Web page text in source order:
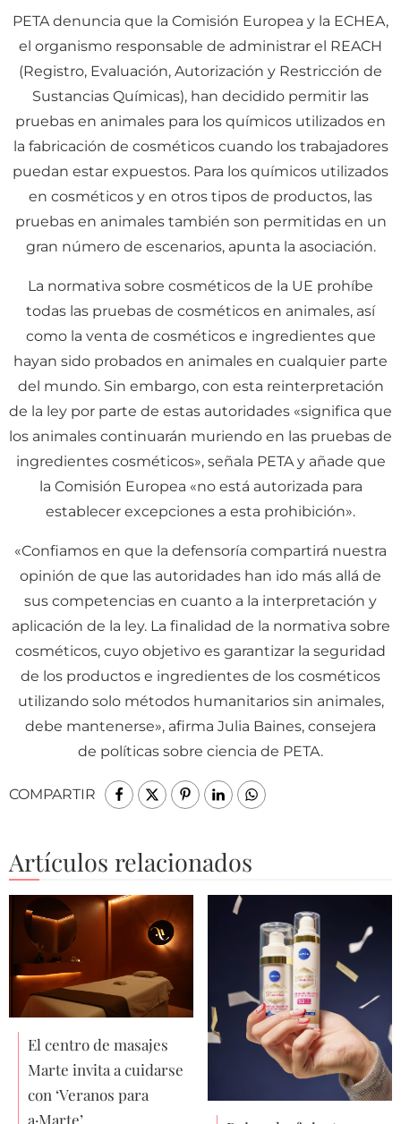
PETA denuncia que la Comisión Europea y la ECHEA,
el organismo responsable de administrar el REACH
(Registro, Evaluación, Autorización y Restricción de
Sustancias Químicas), han decidido permitir las
pruebas en animales para los químicos utilizados en
la fabricación de cosméticos cuando los trabajadores
puedan estar expuestos. Para los químicos utilizados
en cosméticos y en otros tipos de productos, las
pruebas en animales también son permitidas en un
gran número de escenarios, apunta la asociación.
La normativa sobre cosméticos de la UE prohíbe
todas las pruebas de cosméticos en animales, así
como la venta de cosméticos e ingredientes que
hayan sido probados en animales en cualquier parte
del mundo. Sin embargo, con esta reinterpretación
de la ley por parte de estas autoridades «significa que
los animales continuarán muriendo en las pruebas de
ingredientes cosméticos», señala PETA y añade que
la Comisión Europea «no está autorizada para
establecer excepciones a esta prohibición».
«Confiamos en que la defensoría compartirá nuestra
opinión de que las autoridades han ido más allá de
sus competencias en cuanto a la interpretación y
aplicación de la ley. La finalidad de la normativa sobre
cosméticos, cuyo objetivo es garantizar la seguridad
de los productos e ingredientes de los cosméticos
utilizando solo métodos humanitarios sin animales,
debe mantenerse», afirma Julia Baines, consejera
de políticas sobre ciencia de PETA.
COMPARTIR
Artículos relacionados
El centro de masajes
Marte invita a cuidarse
con ‘Veranos para
a·Marte’